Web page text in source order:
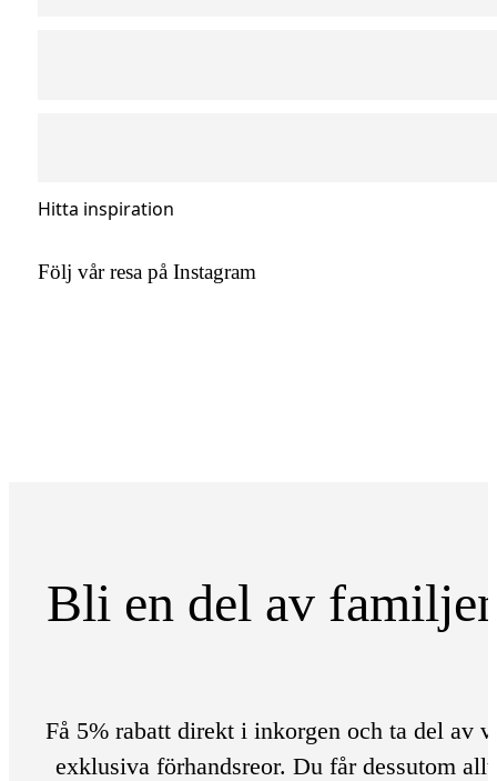
Hitta inspiration
Följ vår resa på Instagram
Bli en del av
Få 5% rabatt direkt i inkorgen och ta del av
exklusiva förhandsreor. Du får dessutom